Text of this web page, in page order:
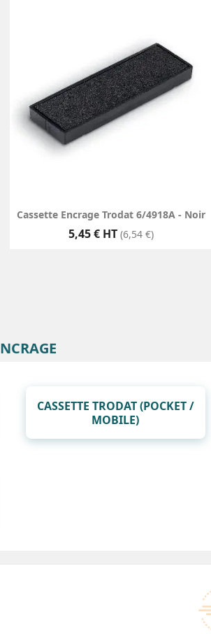
Cassette Encrage Trodat 6/4918A - Noir
Prix
5,45 € HT (6,54 €)
CASSETTE TRODAT (POCKET /
MOBILE)